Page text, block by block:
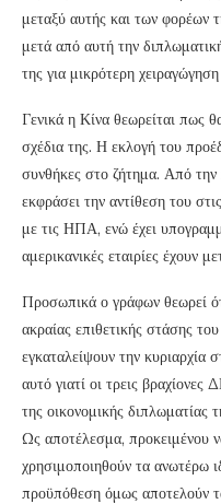
μεταξύ αυτής και των φορέων
μετά από αυτή την
της για μικρότερη
Γενικά η Κίνα θεωρείται πως
σχέδια της. Η εκλογή του
συνθήκες στο ζήτημα. Από την
εκφράσει την αντίθεση του
με τις ΗΠΑ, ενώ έχει
αμερικανικές εταιρίες έχουν
Προσωπικά ο γράφων θεωρεί
ακραίας επιθετικής στάσης
εγκαταλείψουν την κυριαρχία
αυτό γιατί οι τρεις
της οικονομικής διπλωματίας
Ως αποτέλεσμα, προκειμένου
χρησιμοποιηθούν τα ανωτέρω
προϋπόθεση όμως αποτελούν